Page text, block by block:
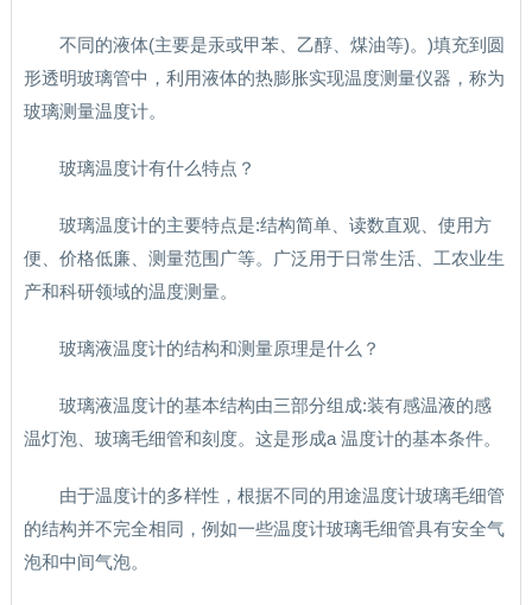
不同的液体(主要是汞或甲苯、乙醇、煤油等)。)填充到圆
形透明玻璃管中，利用液体的热膨胀实现温度测量仪器，称为
玻璃测量温度计。
玻璃温度计有什么特点？
玻璃温度计的主要特点是:结构简单、读数直观、使用方
便、价格低廉、测量范围广等。广泛用于日常生活、工农业生
产和科研领域的温度测量。
玻璃液温度计的结构和测量原理是什么？
玻璃液温度计的基本结构由三部分组成:装有感温液的感
温灯泡、玻璃毛细管和刻度。这是形成a 温度计的基本条件。
由于温度计的多样性，根据不同的用途温度计玻璃毛细管
的结构并不完全相同，例如一些温度计玻璃毛细管具有安全气
泡和中间气泡。